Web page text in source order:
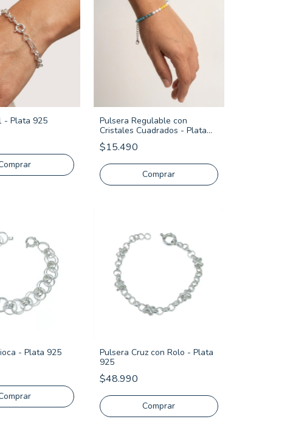
- Plata 925
Pulsera Regulable con
Cristales Cuadrados - Plata
925
$15.490
Comprar
- Plata 925
Pulsera Cruz con Rolo - Plata
925
$48.990
Comprar